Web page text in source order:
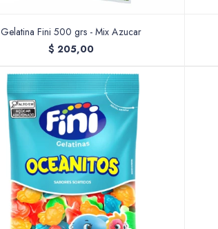
Gelatina Fini 500 grs - Mix Azucar
$ 205,00